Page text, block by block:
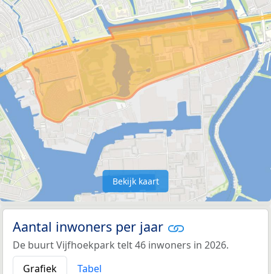
Bekijk kaart
Aantal inwoners per jaar
De buurt Vijfhoekpark telt 46 inwoners in 2026.
Grafiek
Tabel